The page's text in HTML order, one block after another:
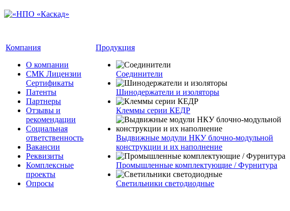
Компания
О компании
СМК Лицензии
Сертификаты
Патенты
Партнеры
Отзывы и
рекомендации
Социальная
ответственность
Вакансии
Реквизиты
Комплексные
проекты
Опросы
Продукция
Соединители
Шинодержатели и изоляторы
Клеммы серии КЕДР
Выдвижные модули НКУ блочно-модульной
конструкции и их наполнение
Промышленные комплектующие / Фурнитура
Светильники светодиодные